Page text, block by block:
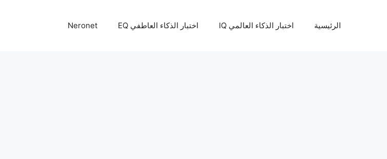
الرئيسية اختبار الذكاء العالمي IQ اختبار الذكاء العاطفي EQ Neronet